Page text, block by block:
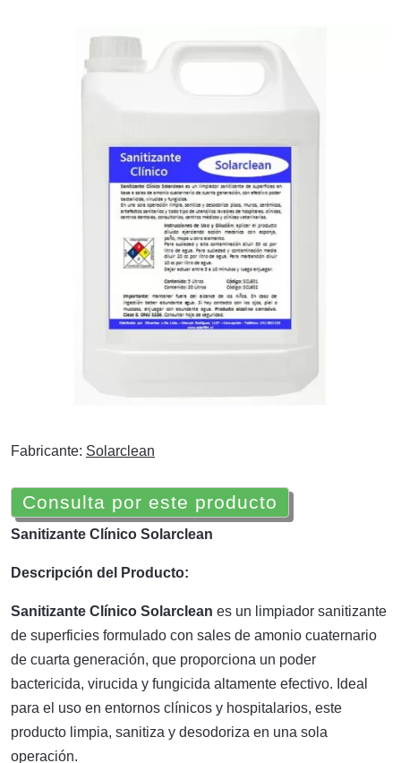
Fabricante: Solarclean
Consulta por este producto
Sanitizante Clínico Solarclean
Descripción del Producto:
Sanitizante Clínico Solarclean es un limpiador sanitizante
de superficies formulado con sales de amonio cuaternario
de cuarta generación, que proporciona un poder
bactericida, virucida y fungicida altamente efectivo. Ideal
para el uso en entornos clínicos y hospitalarios, este
producto limpia, sanitiza y desodoriza en una sola
operación.